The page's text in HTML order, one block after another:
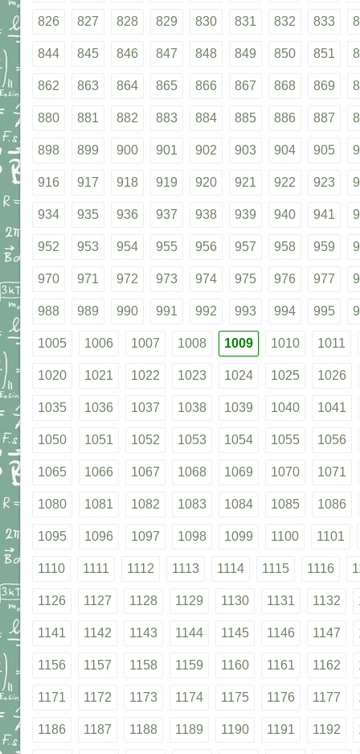
826 827 828 829 830 831 832 833
844 845 846 847 848 849 850 851
862 863 864 865 866 867 868 869
880 881 882 883 884 885 886 887
898 899 900 901 902 903 904 905
916 917 918 919 920 921 922 923
934 935 936 937 938 939 940 941
952 953 954 955 956 957 958 959
970 971 972 973 974 975 976 977
988 989 990 991 992 993 994 995
1005 1006 1007 1008 1009 1010 1011
1020 1021 1022 1023 1024 1025 1026
1035 1036 1037 1038 1039 1040 1041
1050 1051 1052 1053 1054 1055 1056
1065 1066 1067 1068 1069 1070 1071
1080 1081 1082 1083 1084 1085 1086
1095 1096 1097 1098 1099 1100 1101
1110 1111 1112 1113 1114 1115 1116
1126 1127 1128 1129 1130 1131 1132
1141 1142 1143 1144 1145 1146 1147
1156 1157 1158 1159 1160 1161 1162
1171 1172 1173 1174 1175 1176 1177
1186 1187 1188 1189 1190 1191 1192